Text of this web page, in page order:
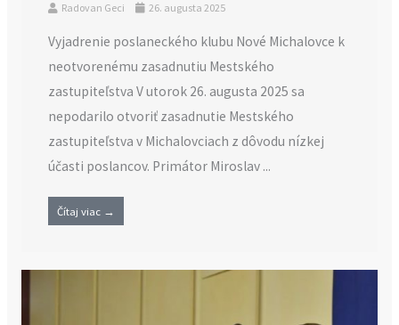
Radovan Geci 26. augusta 2025
Vyjadrenie poslaneckého klubu Nové Michalovce k
neotvorenému zasadnutiu Mestského
zastupiteľstva V utorok 26. augusta 2025 sa
nepodarilo otvoriť zasadnutie Mestského
zastupiteľstva v Michalovciach z dôvodu nízkej
účasti poslancov. Primátor Miroslav ...
Čítaj viac →